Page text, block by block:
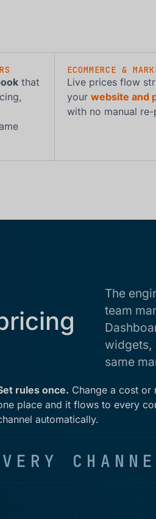
that
ECOMMERCE &
Live prices flow
yourwebsite and
with no manual
The
team
widgets,
same
rules once. Change a cost or
place and it flows to every
automatically.